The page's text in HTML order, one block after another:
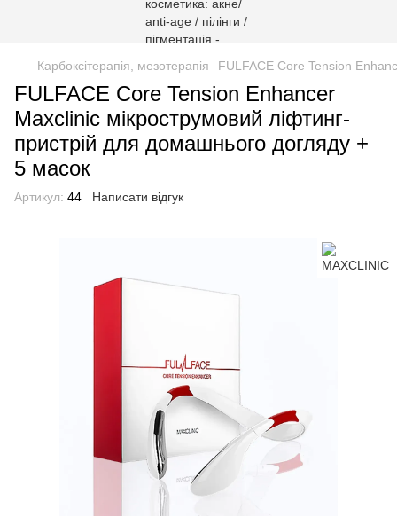
Карбоксітерапія, мезотерапія FULFACE Core Tension
FULFACE Core Tension Enhancer
Maxclinic мікрострумовий ліфтинг-
пристрій для домашнього догляду +
5 масок
Артикул: 44 Написати відгук